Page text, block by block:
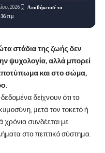
πμ
2026
στάδια της ζωής δεν
ψυχολογία, αλλά μπορεί
και στο σώμα,
δείχνουν ότι το
μετά τον τοκετό ή
χρόνια συνδέεται με
στο πεπτικό σύστημα.